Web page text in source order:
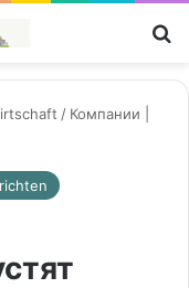
/ Компании |